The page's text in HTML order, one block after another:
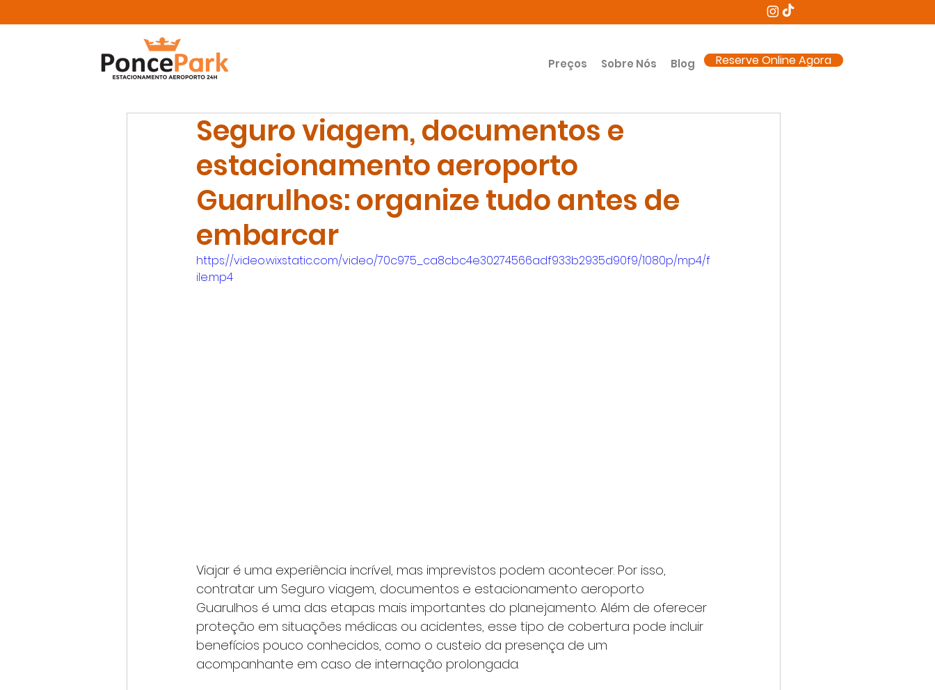
Preços Sobre Nós Blog Reserve Online Agora
Seguro viagem, documentos e
estacionamento aeroporto
Guarulhos: organize tudo antes de
embarcar
https://video.wixstatic.com/video/70c975_ca8cbc4e30274566adf933b2935d90f9/1080p/mp4/f
ile.mp4
Viajar é uma experiência incrível, mas imprevistos podem acontecer. Por isso,
contratar um Seguro viagem, documentos e estacionamento aeroporto
Guarulhos é uma das etapas mais importantes do planejamento. Além de oferecer
proteção em situações médicas ou acidentes, esse tipo de cobertura pode incluir
benefícios pouco conhecidos, como o custeio da presença de um
acompanhante em caso de internação prolongada.